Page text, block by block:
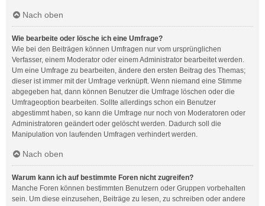
Nach oben
Wie bearbeite oder lösche ich eine Umfrage?
Wie bei den Beiträgen können Umfragen nur vom ursprünglichen
Verfasser, einem Moderator oder einem Administrator bearbeitet werden.
Um eine Umfrage zu bearbeiten, ändere den ersten Beitrag des Themas;
dieser ist immer mit der Umfrage verknüpft. Wenn niemand eine Stimme
abgegeben hat, dann können Benutzer die Umfrage löschen oder die
Umfrageoption bearbeiten. Sollte allerdings schon ein Benutzer
abgestimmt haben, so kann die Umfrage nur noch von Moderatoren oder
Administratoren geändert oder gelöscht werden. Dadurch soll die
Manipulation von laufenden Umfragen verhindert werden.
Nach oben
Warum kann ich auf bestimmte Foren nicht zugreifen?
Manche Foren können bestimmten Benutzern oder Gruppen vorbehalten
sein. Um diese einzusehen, Beiträge zu lesen, zu schreiben oder andere